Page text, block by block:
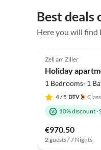
Best deals
Here you will find
Zell am Ziller
Holiday
1 Bedrooms· 1
4/ 5
10% discount·
€970.50
2 guests / 7 Nights